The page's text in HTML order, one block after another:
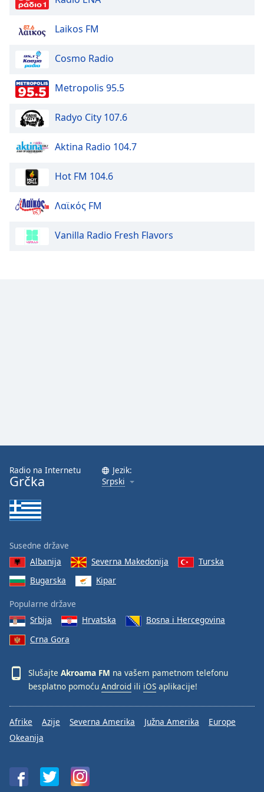
Family
Modal
Dialog
dialog
window.
Laikos FM
Cosmo Radio
Metropolis 95.5
Radyo City 107.6
Aktina Radio 104.7
Hot FM 104.6
Λαϊκός FM
Vanilla Radio Fresh Flavors
Radio na Internetu
Grčka
Jezik:
Srpski
Susedne države
Albanija
Severna Makedonija
Turska
Bugarska
Kipar
Popularne države
Srbija
Hrvatska
Bosna i Hercegovina
Crna Gora
Slušajte Akroama FM na vašem pametnom telefonu
besplatno pomoću Android ili iOS aplikacije!
Afrike Azije Severna Amerika Južna Amerika
Europe
Okeanija